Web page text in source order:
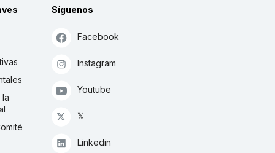
Síguenos
Facebook
Instagram
Youtube
𝕏
Linkedin